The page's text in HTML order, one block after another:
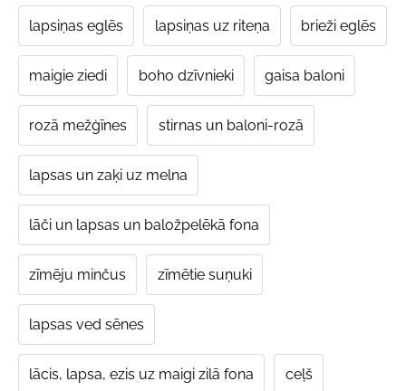
lapsiņas eglēs lapsiņas uz riteņa brieži eglēs
maigie ziedi boho dzīvnieki gaisa baloni
rozā mežģīnes stirnas un baloni-rozā
lapsas un zaķi uz melna
lāči un lapsas un baložpelēkā fona
zīmēju minčus zīmētie suņuki
lapsas ved sēnes
lācis, lapsa, ezis uz maigi zilā fona ceļš